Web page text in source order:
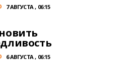
7 АВГУСТА , 06:15
6 АВГУСТА , 06:15